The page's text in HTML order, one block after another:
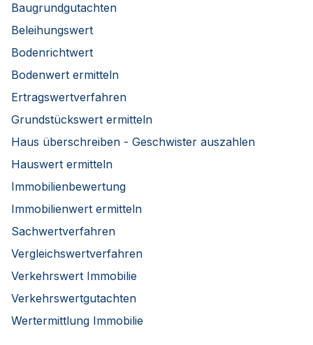
Baugrundgutachten
Beleihungswert
Bodenrichtwert
Bodenwert ermitteln
Ertragswertverfahren
Grundstückswert ermitteln
Haus überschreiben - Geschwister auszahlen
Hauswert ermitteln
Immobilienbewertung
Immobilienwert ermitteln
Sachwertverfahren
Vergleichswertverfahren
Verkehrswert Immobilie
Verkehrswertgutachten
Wertermittlung Immobilie